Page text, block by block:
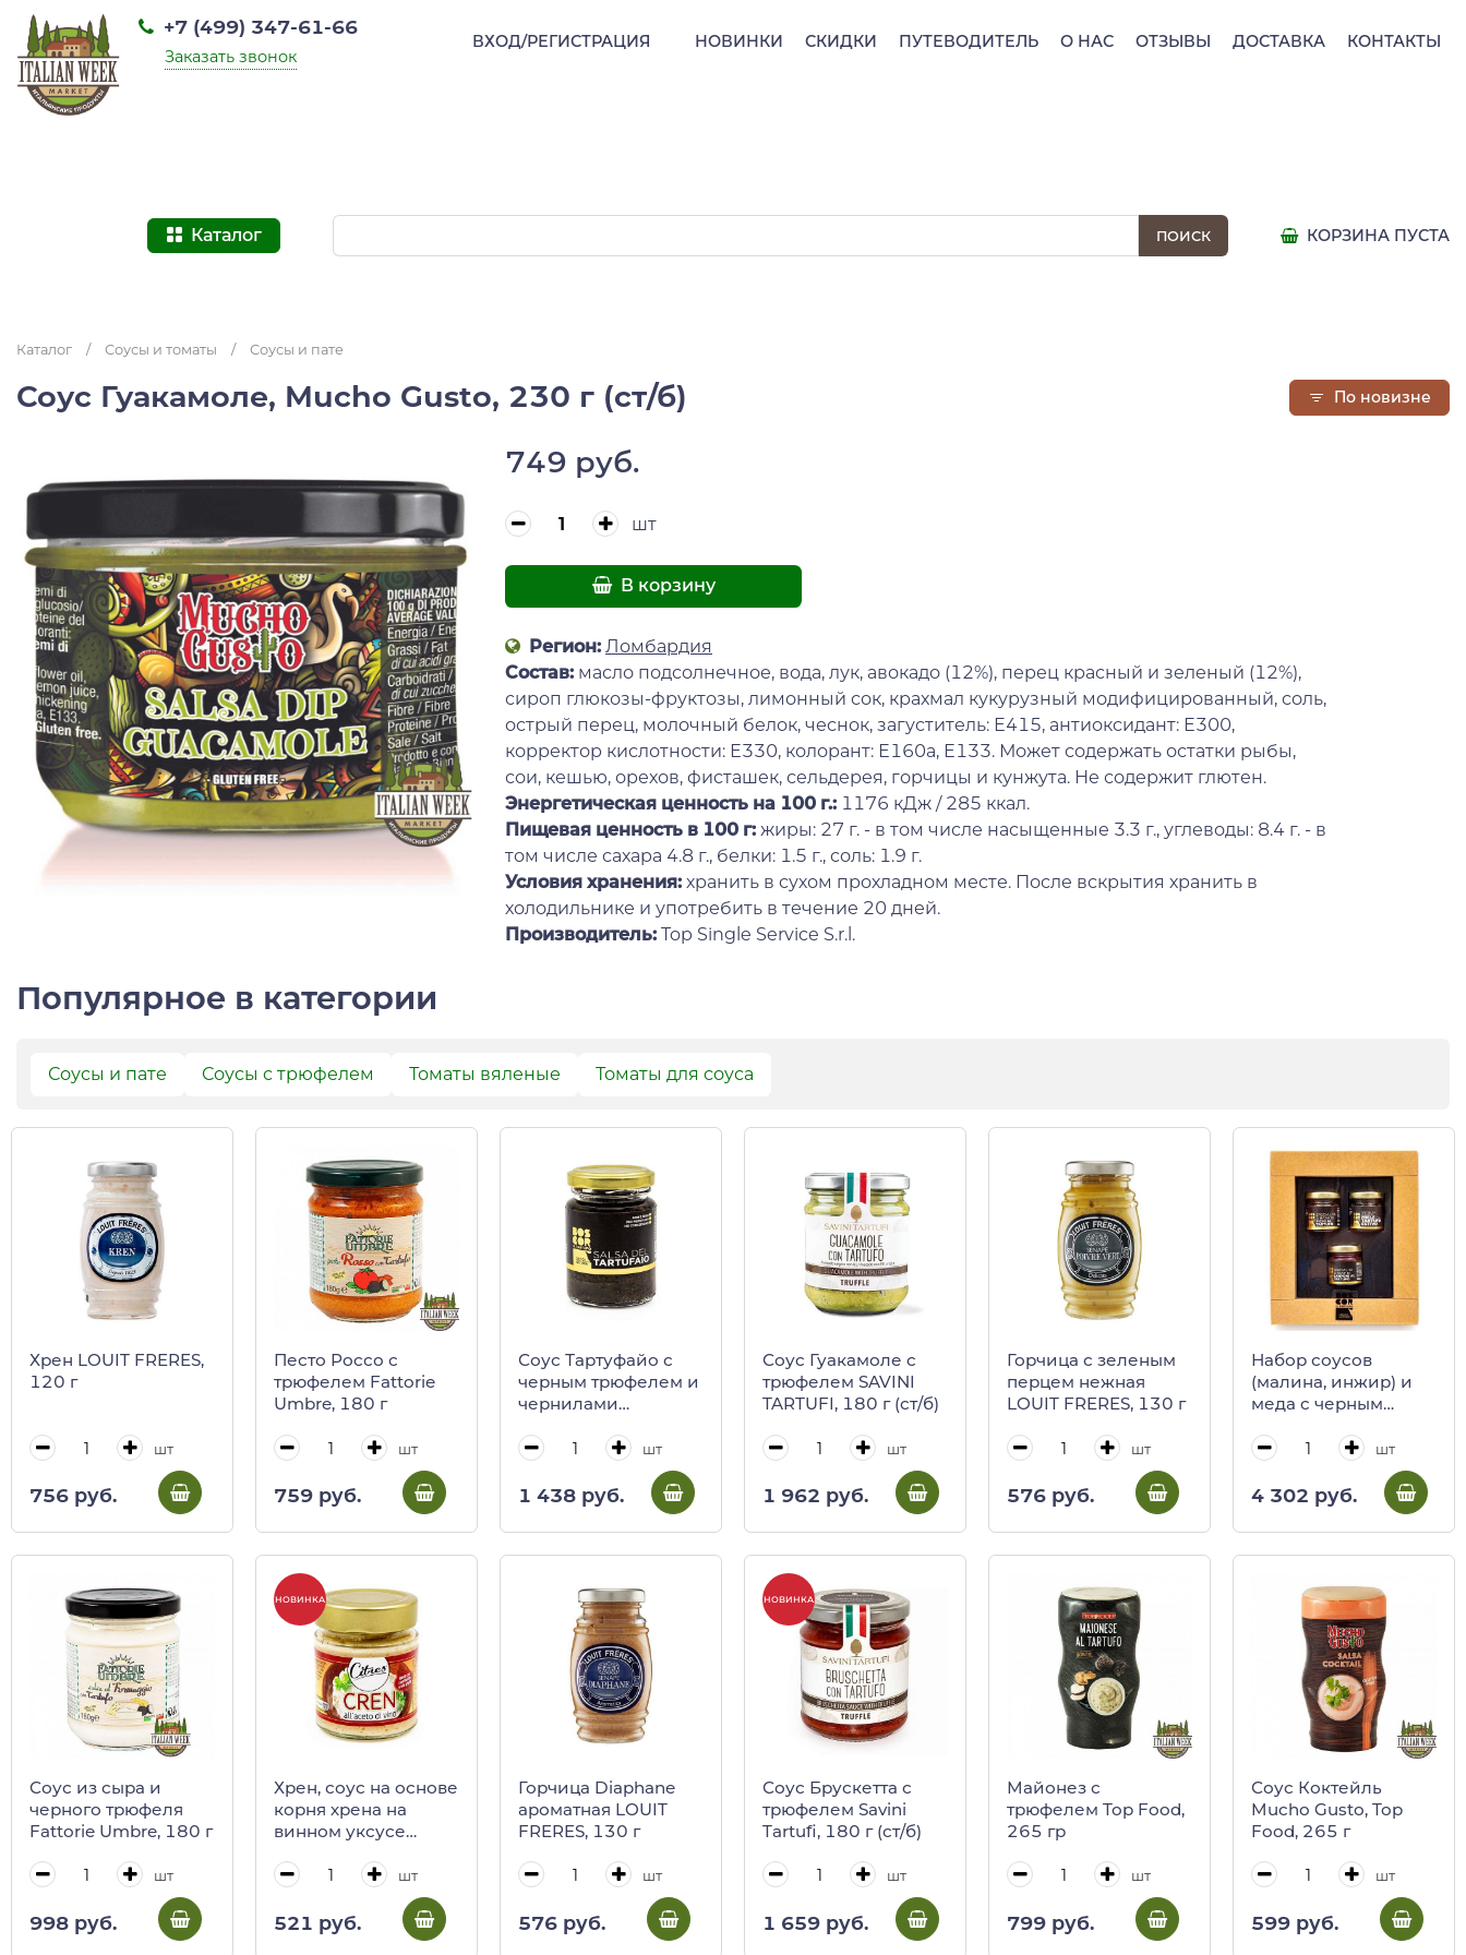
НОВИНКИ СКИДКИ ПУТЕВОДИТЕЛЬ О НАС ОТЗЫВЫ ДОСТАВКА КОНТАКТЫ
+7 (499) 347-61-66
Заказать звонок
ВХОД/РЕГИСТРАЦИЯ
Каталог КОРЗИНА ПУСТА
Каталог / Соусы и томаты / Соусы и пате
Соус Гуакамоле, Mucho Gusto, 230 г (ст/б)
749 руб.
шт
В корзину
Регион: Ломбардия
Состав: масло подсолнечное, вода, лук, авокадо (12%), перец красный и зеленый (12%),
сироп глюкозы-фруктозы, лимонный сок, крахмал кукурузный модифицированный, соль,
острый перец, молочный белок, чеснок, загуститель: Е415, антиоксидант: Е300,
корректор кислотности: Е330, колорант: Е160а, Е133. Может содержать остатки рыбы,
сои, кешью, орехов, фисташек, сельдерея, горчицы и кунжута. Не содержит глютен.
Энергетическая ценность на 100 г.: 1176 кДж / 285 ккал.
Пищевая ценность в 100 г: жиры: 27 г. - в том числе насыщенные 3.3 г., углеводы: 8.4 г. - в
том числе сахара 4.8 г., белки: 1.5 г., соль: 1.9 г.
Условия хранения: хранить в сухом прохладном месте. После вскрытия хранить в
холодильнике и употребить в течение 20 дней.
Производитель: Top Single Service S.r.l.
Популярное в категории
По новизне
Соусы и пате Соусы с трюфелем Томаты вяленые Томаты для соуса
Хрен LOUIT FRERES,
120 г
шт
756 руб.
Песто Россо с
трюфелем Fattorie
Umbre, 180 г
шт
759 руб.
Соус Тартуфайо с
черным трюфелем и
чернилами
CALUGI, 85 г (ст/б)
шт
1 438 руб.
Соус Гуакамоле с
трюфелем SAVINI
TARTUFI, 180 г (ст/б)
шт
1 962 руб.
Горчица с зеленым
перцем нежная
LOUIT FRERES, 130 г
шт
576 руб.
Набор соусов
(малина, инжир) и
меда c черным
CALUGI, 120/400 г
шт
4 302 руб.
Соус из сыра и
черного трюфеля
Fattorie Umbre, 180 г
шт
998 руб.
НОВИНКА
Хрен, соус на основе
корня хрена на
винном уксусе
шт
521 руб.
Горчица Diaphane
ароматная LOUIT
FRERES, 130 г
шт
576 руб.
НОВИНКА
Соус Брускетта с
трюфелем Savini
Tartufi, 180 г (ст/б)
шт
1 659 руб.
Майонез с
трюфелем Top Food,
265 гр
шт
799 руб.
Соус Коктейль
Mucho Gusto, Top
Food, 265 г
шт
599 руб.